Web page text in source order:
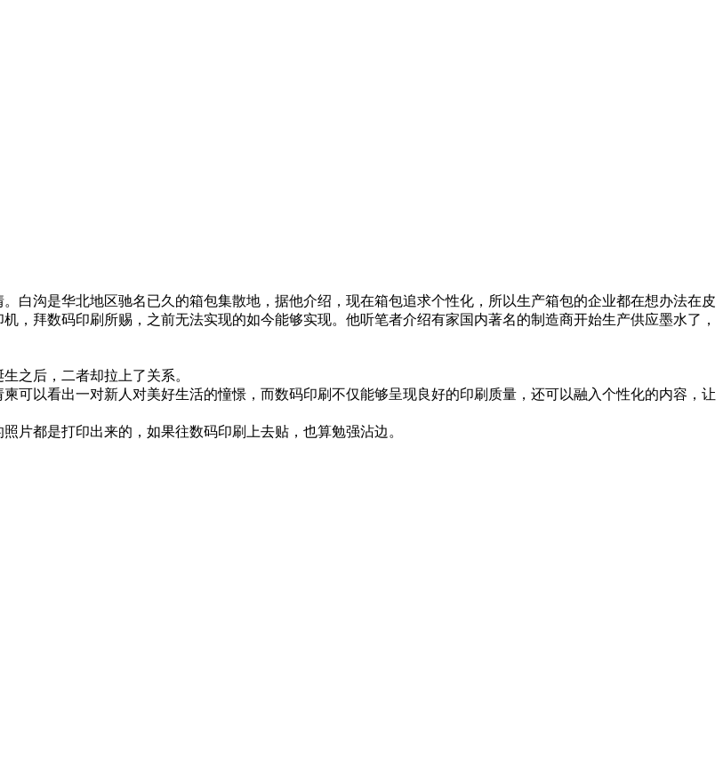
白沟是华北地区驰名已久的箱包集散地，据他介绍，现在箱包追求个性化，所以生产箱包的企业都在想办法在皮
，拜数码印刷所赐，之前无法实现的如今能够实现。他听笔者介绍有家国内著名的制造商开始生产供应墨水了，
之后，二者却拉上了关系。
可以看出一对新人对美好生活的憧憬，而数码印刷不仅能够呈现良好的印刷质量，还可以融入个性化的内容，让
都是打印出来的，如果往数码印刷上去贴，也算勉强沾边。